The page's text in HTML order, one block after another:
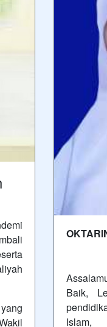
Baik,
Islam,